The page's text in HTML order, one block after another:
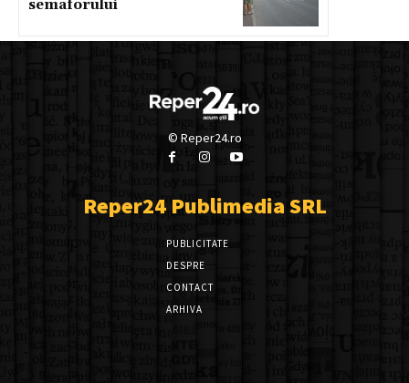
semaforului
© Reper24.ro
Reper24 Publimedia SRL
PUBLICITATE
DESPRE
CONTACT
ARHIVA